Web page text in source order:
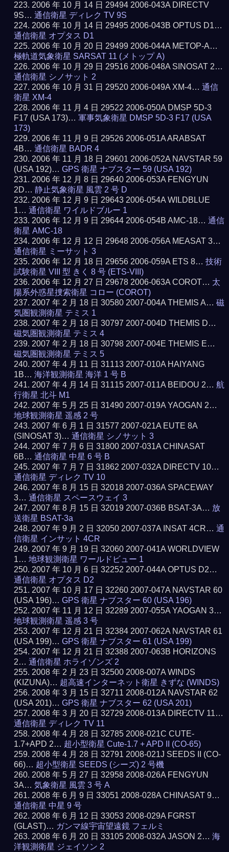
2006 年 10 月 14 日 29494 2006-043A DIRECTV
9S…通信衛星 ディレク TV 9S
2006 年 10 月 14 日 29495 2006-043B OPTUS D1…
通信衛星 オプタス D1
2006 年 10 月 20 日 29499 2006-044A METOP-A…
極軌道気象衛星 SARSAT 11 (メトップ A)
2006 年 10 月 29 日 29516 2006-048A SINOSAT 2…
通信衛星 シノサット 2
2006 年 10 月 31 日 29520 2006-049A XM-4…通信
衛星 XM-4
2006 年 11 月 4 日 29522 2006-050A DMSP 5D-3
F17 (USA 173)…軍事気象衛星 DMSP 5D-3 F17 (USA
173)
2006 年 11 月 9 日 29526 2006-051A ARABSAT
4B…通信衛星 BADR 4
2006 年 11 月 18 日 29601 2006-052A NAVSTAR 59
(USA 192)…GPS 衛星 ナブスター 59 (USA 192)
2006 年 12 月 8 日 29640 2006-053A FENGYUN
2D…静止気象衛星 風雲 2 号 D
2006 年 12 月 9 日 29643 2006-054A WILDBLUE
1…通信衛星 ワイルドブルー 1
2006 年 12 月 9 日 29644 2006-054B AMC-18…通信
衛星 AMC-18
2006 年 12 月 12 日 29648 2006-056A MEASAT 3…
通信衛星 ミーサット 3
2006 年 12 月 18 日 29656 2006-059A ETS 8…技術
試験衛星 VIII 型 きく 8 号 (ETS-VIII)
2006 年 12 月 27 日 29678 2006-063A COROT… 太
陽系外惑星捜索衛星 コロー (COROT)
2007 年 2 月 18 日 30580 2007-004A THEMIS A…磁
気圏観測衛星 テミス 1
2007 年 2 月 18 日 30797 2007-004D THEMIS D…
磁気圏観測衛星 テミス 4
2007 年 2 月 18 日 30798 2007-004E THEMIS E…
磁気圏観測衛星 テミス 5
2007 年 4 月 11 日 31113 2007-010A HAIYANG
1B…海洋観測衛星 海洋 1 号 B
2007 年 4 月 14 日 31115 2007-011A BEIDOU 2…航
行衛星 北斗 M1
2007 年 5 月 25 日 31490 2007-019A YAOGAN 2…
地球観測衛星 遥感 2 号
2007 年 6 月 1 日 31577 2007-021A EUTE 8A
(SINOSAT 3)…通信衛星 シノサット 3
2007 年 7 月 6 日 31800 2007-031A CHINASAT
6B…通信衛星 中星 6 号 B
2007 年 7 月 7 日 31862 2007-032A DIRECTV 10…
通信衛星 ディレク TV 10
2007 年 8 月 15 日 32018 2007-036A SPACEWAY
3…通信衛星 スペースウェイ 3
2007 年 8 月 15 日 32019 2007-036B BSAT-3A… 放
送衛星 BSAT-3a
2007 年 9 月 2 日 32050 2007-037A INSAT 4CR…通
信衛星 インサット 4CR
2007 年 9 月 19 日 32060 2007-041A WORLDVIEW
1…地球観測衛星 ワールドビュー 1
2007 年 10 月 6 日 32252 2007-044A OPTUS D2…
通信衛星 オプタス D2
2007 年 10 月 17 日 32260 2007-047A NAVSTAR 60
(USA 196)…GPS 衛星 ナブスター 60 (USA 196)
2007 年 11 月 12 日 32289 2007-055A YAOGAN 3…
地球観測衛星 遥感 3 号
2007 年 12 月 21 日 32384 2007-062A NAVSTAR 61
(USA 199)…GPS 衛星 ナブスター 61 (USA 199)
2007 年 12 月 21 日 32388 2007-063B HORIZONS
2…通信衛星 ホライゾンズ 2
2008 年 2 月 23 日 32500 2008-007A WINDS
(KIZUNA)… 超高速インターネット衛星 きずな (WINDS)
2008 年 3 月 15 日 32711 2008-012A NAVSTAR 62
(USA 201)…GPS 衛星 ナブスター 62 (USA 201)
2008 年 3 月 20 日 32729 2008-013A DIRECTV 11…
通信衛星 ディレク TV 11
2008 年 4 月 28 日 32785 2008-021C CUTE-
1.7+APD 2… 超小型衛星 Cute-1.7 + APD II (CO-65)
2008 年 4 月 28 日 32791 2008-021J SEEDS II (CO-
66)… 超小型衛星 SEEDS (シーズ) 2 号機
2008 年 5 月 27 日 32958 2008-026A FENGYUN
3A…気象衛星 風雲 3 号 A
2008 年 6 月 9 日 33051 2008-028A CHINASAT 9…
通信衛星 中星 9 号
2008 年 6 月 12 日 33053 2008-029A FGRST
(GLAST)… ガンマ線宇宙望遠鏡 フェルミ
2008 年 6 月 20 日 33105 2008-032A JASON 2…海
洋観測衛星 ジェイソン 2